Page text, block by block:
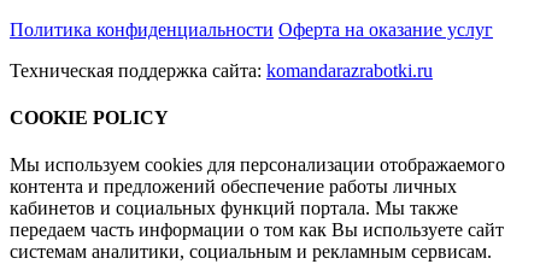
Политика конфиденциальности Оферта на оказание услуг
Техническая поддержка сайта: komandarazrabotki.ru
COOKIE POLICY
Мы используем cookies для персонализации отображаемого
контента и предложений обеспечение работы личных
кабинетов и социальных функций портала. Мы также
передаем часть информации о том как Вы используете сайт
системам аналитики, социальным и рекламным сервисам.